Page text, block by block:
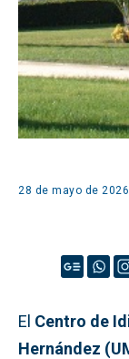
28 de mayo de 2026
El Centro de
Hernández